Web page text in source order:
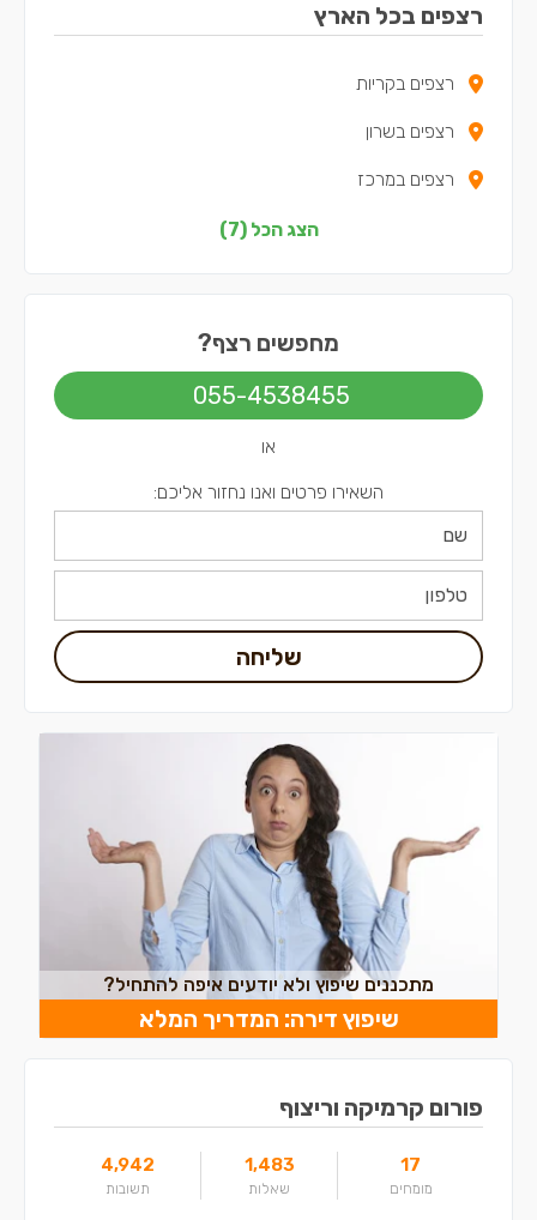
רצפים בכל הארץ
רצפים בקריות
רצפים בשרון
רצפים במרכז
רצפים בדרום
רצפים בתל אביב
הצג הכל (7)
מחפשים רצף?
055-4538455
או
השאירו פרטים ואנו נחזור אליכם:
שליחה
מתכננים שיפוץ ולא יודעים איפה להתחיל?
שיפוץ דירה: המדריך המלא
פורום קרמיקה וריצוף
17
מומחים
1,483
שאלות
4,942
תשובות